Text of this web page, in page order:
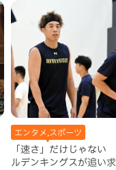
エンタメ,スポーツ
「速さ」だけじゃない
ルデンキングスが追い